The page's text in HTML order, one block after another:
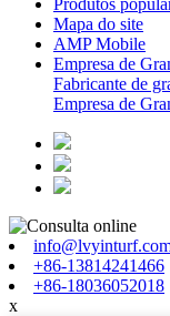
Mapa do site
AMP Mobile
Empresa de
Fabricante de
Empresa de
+86-13814241466
+86-18036052018
x